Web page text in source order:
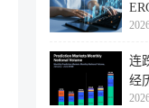
连
经
潮